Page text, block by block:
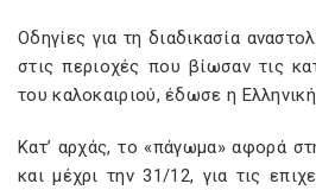
Οδηγίες για τη διαδικασία
στις περιοχές που βίωσαν τις
του καλοκαιριού, έδωσε η
Κατ’ αρχάς, το «πάγωμα» αφορά
και μέχρι την 31/12, για τις